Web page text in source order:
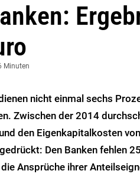
Minuten
nicht einmal sechs
Zwischen der 2014
den Eigenkapitalkosten
Den Banken fehlen
Ansprüche ihrer